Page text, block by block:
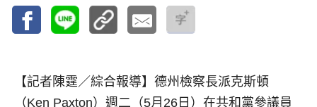
【記者陳霆／綜合報導】 德州檢察長派克斯頓
（Ken Paxton）週二（5月26日）在共和黨參議員